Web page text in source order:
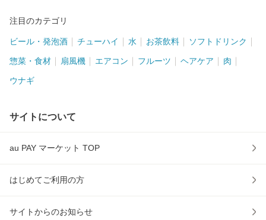
注目のカテゴリ
ビール・発泡酒 チューハイ 水 お茶飲料 ソフトドリンク
惣菜・食材 扇風機 エアコン フルーツ ヘアケア 肉
ウナギ
サイトについて
au PAY マーケット TOP
はじめてご利用の方
サイトからのお知らせ